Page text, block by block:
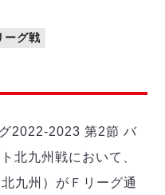
グ
ーグ戦
2022-2023 第2節 バ
北九州戦において、
九州）がＦリーグ通